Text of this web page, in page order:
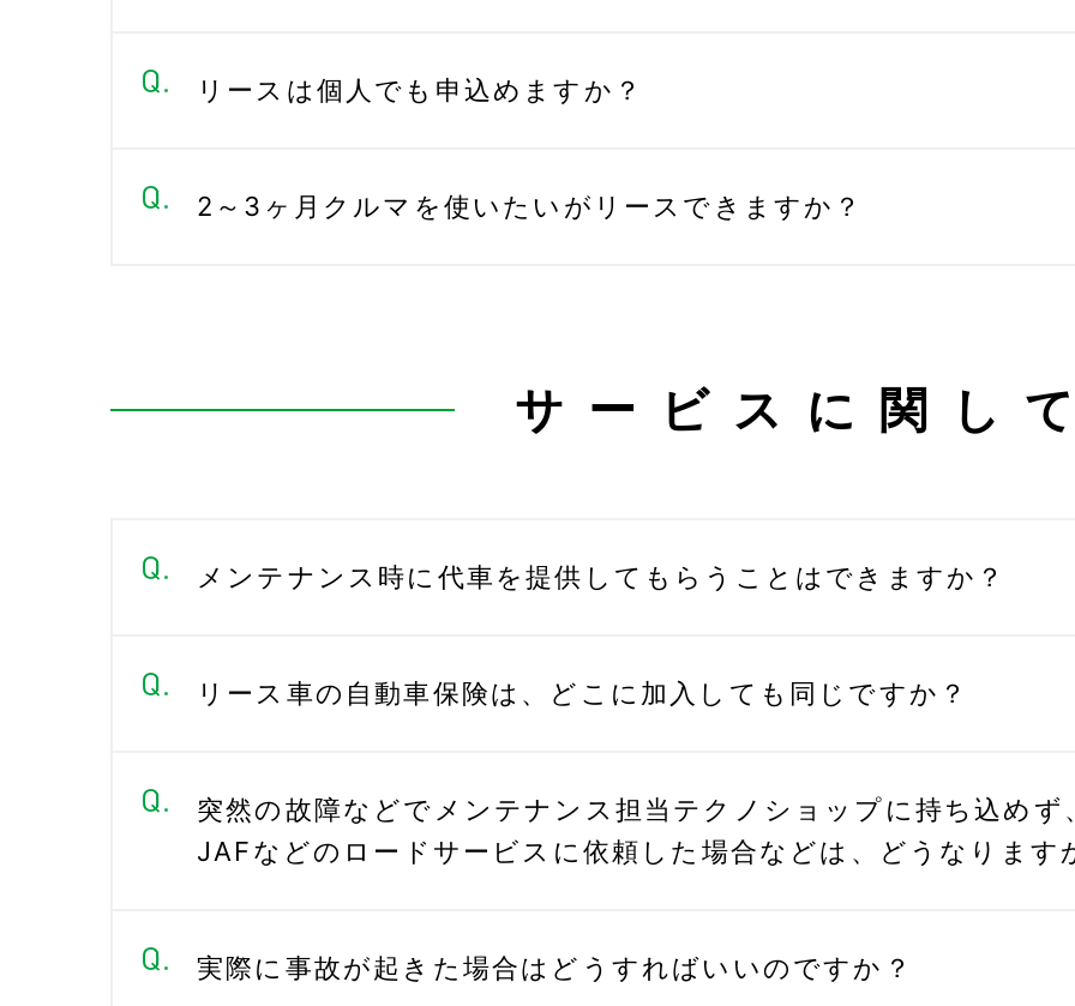
リースは個人でも申込めますか？
2～3ヶ月クルマを使いたいがリースできますか？
サービスに関し
メンテナンス時に代車を提供してもらうことはできますか？
リース車の自動車保険は、どこに加入しても同じですか？
突然の故障などでメンテナンス担当テクノショップに持ち込めず
JAFなどのロードサービスに依頼した場合などは、どうなります
実際に事故が起きた場合はどうすればいいのですか？